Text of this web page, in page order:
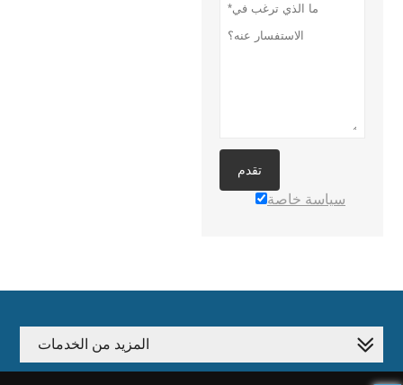
تقدم
سياسة خاصة
المزيد من الخدمات